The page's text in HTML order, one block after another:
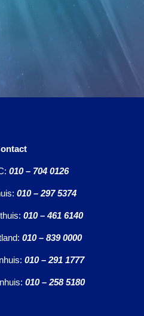
010 – 704 0126
010 – 297 5374
010 – 461 6140
010 – 839 0000
010 – 291 1777
010 – 258 5180